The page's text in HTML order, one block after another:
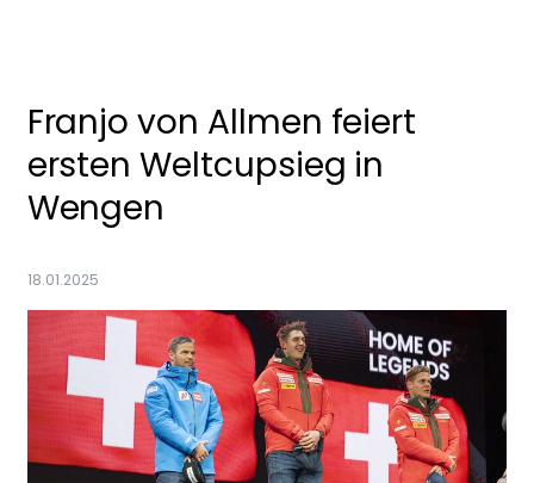
Franjo von Allmen feiert
ersten Weltcupsieg in
Wengen
18.01.2025